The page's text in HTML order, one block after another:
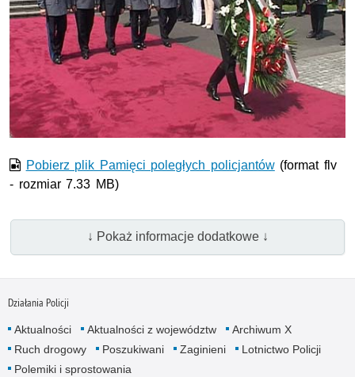
Film w formacie nieobsługiwanym przez odtwarzacz.
Pobierz plik Pamięci poległych policjantów(format flv
- rozmiar 7.33 MB)
↓ Pokaż informacje dodatkowe ↓
Działania Policji
Aktualności Aktualności z województw
Archiwum X
Ruch drogowy
Poszukiwani Zaginieni
Lotnictwo Policji
Polemiki i sprostowania